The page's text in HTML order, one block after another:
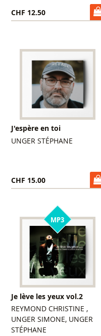
CHF 12.50
J'espère en toi
UNGER STÉPHANE
CHF 15.00
MP3
Je lève les yeux vol.2
REYMOND CHRISTINE ,
UNGER SIMONE, UNGER
STÉPHANE